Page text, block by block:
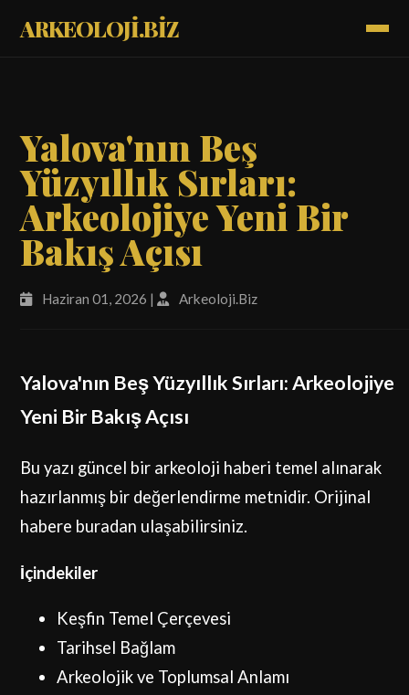
ARKEOLOJİ.BİZ
Yalova'nın Beş
Yüzyıllık Sırları:
Arkeolojiye Yeni Bir
Bakış Açısı
Haziran 01, 2026 | Arkeoloji.Biz
Yalova'nın Beş Yüzyıllık Sırları: Arkeolojiye
Yeni Bir Bakış Açısı
Bu yazı güncel bir arkeoloji haberi temel alınarak
hazırlanmış bir değerlendirme metnidir. Orijinal
habere buradan ulaşabilirsiniz.
İçindekiler
Keşfin Temel Çerçevesi
Tarihsel Bağlam
Arkeolojik ve Toplumsal Anlamı